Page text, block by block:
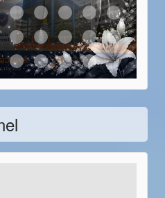
Item 5Item 6 Item 7Item 8Item 9Item 10
Item 15Item 16Item 17Item 18Item 19Item 20
Item 24Item 25Item 26Item 27Item 28